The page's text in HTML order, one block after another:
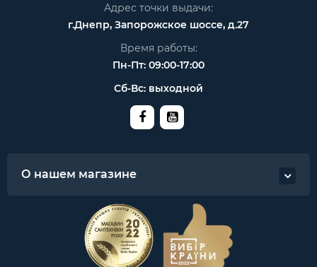
Адрес точки выдачи:
г.Днепр, Запорожское шоссе, д.27
Время работы:
Пн-Пт: 09:00-17:00
Сб-Вс: выходной
О нашем магазине